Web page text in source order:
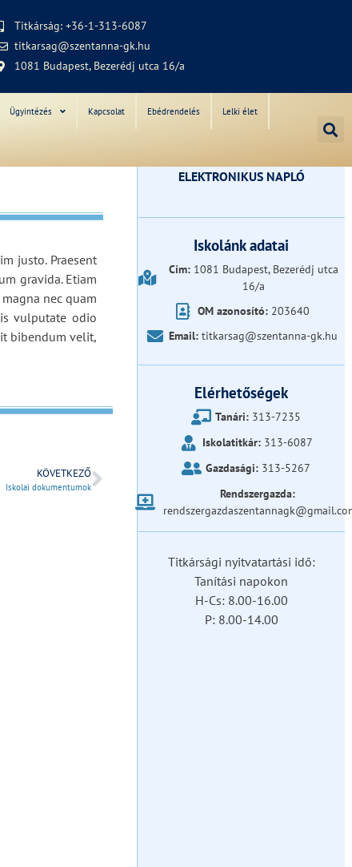
Titkárság: +36-1-313-6087
titkarsag@szentanna-gk.hu
1081 Budapest, Bezerédj utca 16/a
Ügyintézés Kapcsolat Ebédrendelés Lelki élet
justo. Praesent
gravida. Etiam
nec quam
vulputate odio
bibendum velit,
KÖVETKEZŐ
Iskolai dokumentumok
ELEKTRONIKUS NAPLÓ
Iskolánk adatai
Cím:1081 Budapest, Bezerédj utca
16/a
OM azonosító:203640
Email: titkarsag@szentanna-gk.hu
Elérhetőségek
Tanári:313-7235
Iskolatitkár: 313-6087
Gazdasági:313-5267
Rendszergazda:
Titkársági nyitvatartási idő:
Tanítási napokon
H-Cs: 8.00-16.00
P: 8.00-14.00